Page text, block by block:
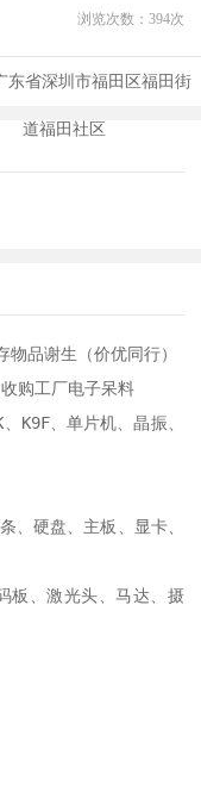
浏览次数： 394次
东省深圳市福田区福田街
道福田社区
收购工厂电子呆料
K9F、单片机、晶振、
、硬盘、主板、显卡、
板、激光头、马达、摄